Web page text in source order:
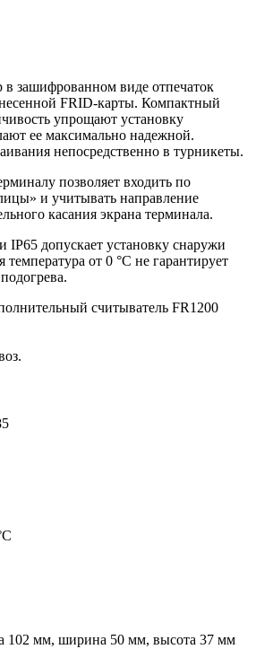
в зашифрованном виде отпечаток
FRID-карты. Компактный
упрощают установку
ее максимально надежной.
непосредственно в турникеты.
позволяет входить по
и учитывать направление
касания экрана терминала.
допускает установку снаружи
от 0 °С не гарантирует
считыватель FR1200
102 мм, ширина 50 мм, высота 37 мм